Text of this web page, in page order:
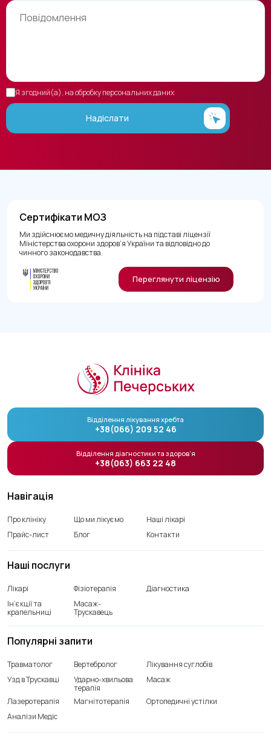
Я згодний(а), на обробку персональних даних
Надіслати
Сертифікати МОЗ
Ми здійснюємо медичну діяльність на підставі ліцензії
Міністерства охорони здоров’я України та відповідно до
чинного законодавства.
Переглянути ліцензію
Навігація
Про клініку Що ми лікуємо
Наші лікарі
Прайс-лист
Блог Контакти
Наші послуги
Лікарі Фізіотерапія
Діагностика
Ін’єкції та
крапельниці
Масаж-
Трускавець
Популярні запити
Травматолог Вертебролог
Лікування суглобів
Узд в Трускавці
Ударно-хвильова
терапія
Масаж
Лазеротерапія Магнітотерапія
Ортопедичні устілки
Аналізи Медіс
Відділення лікування хребта
+38(066) 209 52 46
Відділення діагностики та здоров’я
+38(063) 663 22 48